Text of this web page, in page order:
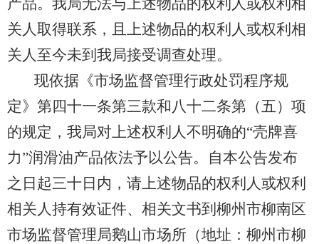
产品。我局无法与上述物品的权利人或权利相
关人取得联系，且上述物品的权利人或权利相
关人至今未到我局接受调查处理。
现依据《市场监督管理行政处罚程序规
定》第四十一条第三款和八十二条第（五）项
的规定，我局对上述权利人不明确的“壳牌喜
力”润滑油产品依法予以公告。自本公告发布
之日起三十日内，请上述物品的权利人或权利
相关人持有效证件、相关文书到柳州市柳南区
市场监督管理局鹅山市场所（地址：柳州市柳